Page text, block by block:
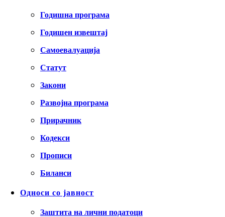
Годишна програма
Годишен извештај
Самоевалуација
Статут
Закони
Развојна програма
Прирачник
Кодекси
Прописи
Биланси
Односи со јавност
Заштита на лични податоци